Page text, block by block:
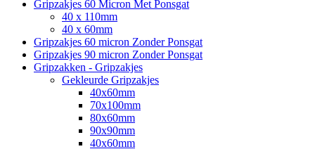
Gripzakjes 60 Micron Met Ponsgat
40 x 110mm
40 x 60mm
Gripzakjes 60 micron Zonder Ponsgat
Gripzakjes 90 micron Zonder Ponsgat
Gripzakken - Gripzakjes
Gekleurde Gripzakjes
40x60mm
70x100mm
80x60mm
90x90mm
40x60mm